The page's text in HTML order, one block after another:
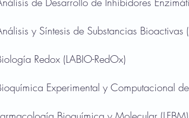
y Síntesis de Substancias Bioactivas
Redox (LABIO-RedOx)
Experimental y Computacional